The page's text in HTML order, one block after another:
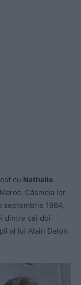
cu Nathalie
Căsnicia lor
septembrie 1964,
dintre cei doi
al lui Alain Delon